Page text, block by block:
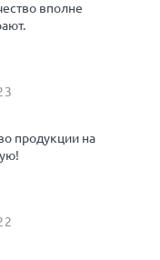
вполне
продукции на